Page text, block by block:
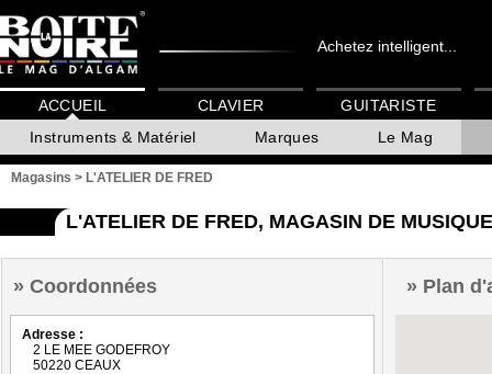
Achetez intelligent...
ACCUEIL
Instruments & Matériel
Marques Le Mag
CLAVIER GUITARISTE
Magasins > L'ATELIER DE FRED
L'ATELIER DE FRED, MAGASIN DE
Coordonnées
Adresse :
2 LE MEE GODEFROY
50220 CEAUX
Plan